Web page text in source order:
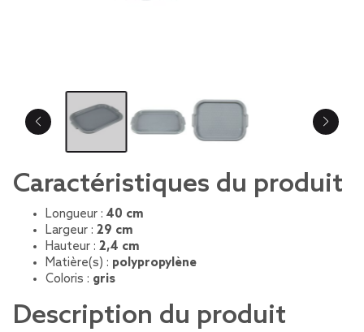
Caractéristiques du produit
Longueur : 40 cm
Largeur : 29 cm
Hauteur : 2,4 cm
Matière(s) : polypropylène
Coloris : gris
Description du produit